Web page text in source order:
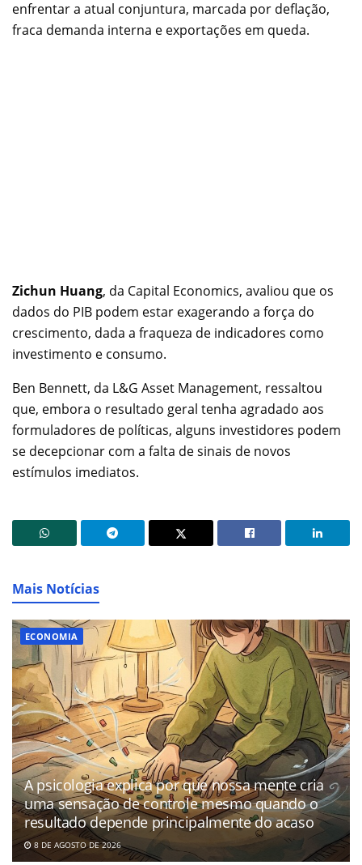
enfrentar a atual conjuntura, marcada por deflação,
fraca demanda interna e exportações em queda.
Zichun Huang, da Capital Economics, avaliou que os
dados do PIB podem estar exagerando a força do
crescimento, dada a fraqueza de indicadores como
investimento e consumo.
Ben Bennett, da L&G Asset Management, ressaltou
que, embora o resultado geral tenha agradado aos
formuladores de políticas, alguns investidores podem
se decepcionar com a falta de sinais de novos
estímulos imediatos.
Mais Notícias
ECONOMIA
A psicologia explica por que nossa mente cria
uma sensação de controle mesmo quando o
resultado depende principalmente do acaso
8 DE AGOSTO DE 2026